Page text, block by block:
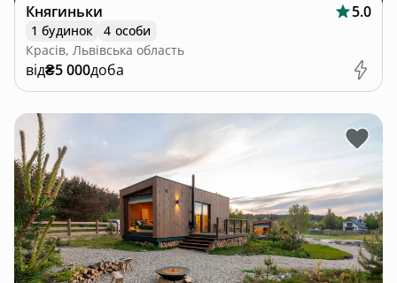
Княгиньки 5.0
1 будинок
4 особи
Красів, Львівська область
від₴5 000доба